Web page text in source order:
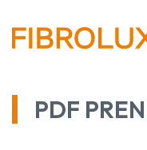
PDF